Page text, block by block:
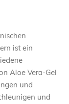
ist ein
Aloe Vera-Gel
und
und